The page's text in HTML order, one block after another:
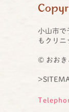
小山市で
もクリニ
© おおき